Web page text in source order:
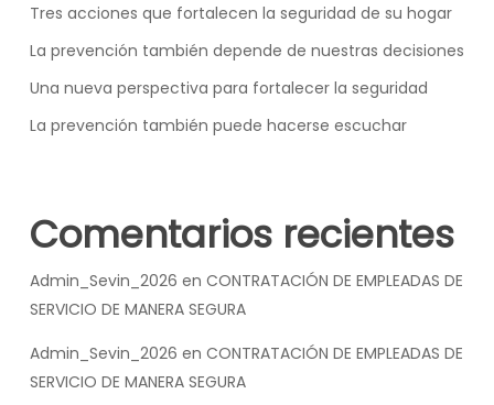
Tres acciones que fortalecen la seguridad de su hogar
La prevención también depende de nuestras decisiones
Una nueva perspectiva para fortalecer la seguridad
La prevención también puede hacerse escuchar
Comentarios recientes
Admin_Sevin_2026 en CONTRATACIÓN DE EMPLEADAS DE
SERVICIO DE MANERA SEGURA
Admin_Sevin_2026 en CONTRATACIÓN DE EMPLEADAS DE
SERVICIO DE MANERA SEGURA